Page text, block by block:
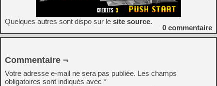
Quelques autres sont dispo sur le site source.
0 commentaire
Commentaire ¬
Votre adresse e-mail ne sera pas publiée. Les champs
obligatoires sont indiqués avec *